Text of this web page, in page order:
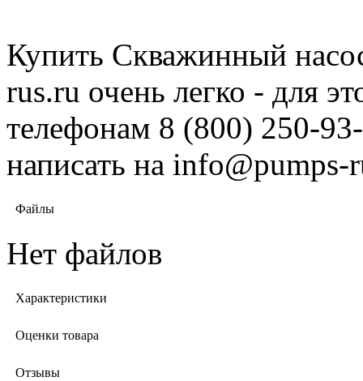
Купить Скважинный
rus.ru очень легко - для
телефонам 8 (800) 250-
написать на info@pumps-
Файлы
Нет файлов
Характеристики
Оценки товара
Отзывы